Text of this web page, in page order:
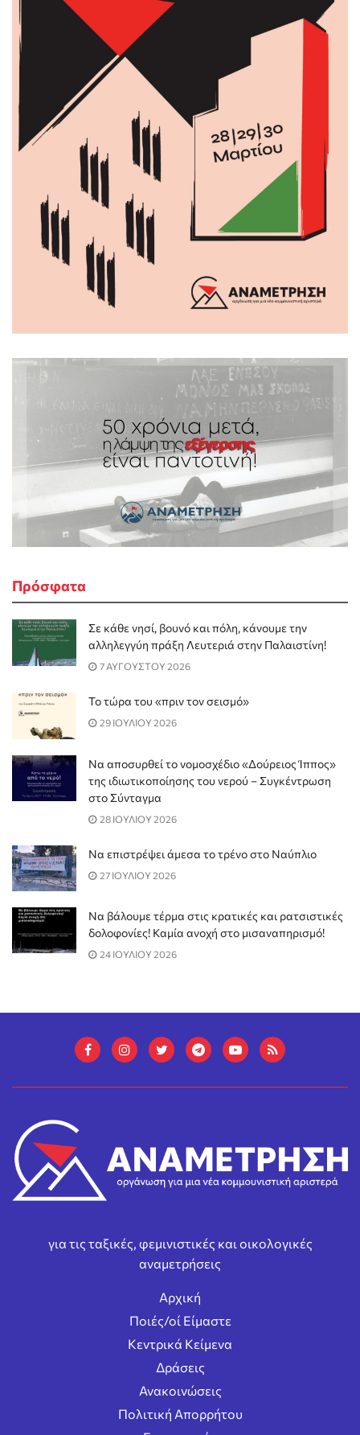
Πρόσφατα
Σε κάθε νησί, βουνό και πόλη, κάνουμε την
αλληλεγγύη πράξη Λευτεριά στην Παλαιστίνη!
7 ΑΥΓΟΥΣΤΟΥ 2026
Το τώρα του «πριν τον σεισμό»
29 ΙΟΥΛΙΟΥ 2026
Να αποσυρθεί το νομοσχέδιο «Δούρειος Ίππος»
της ιδιωτικοποίησης του νερού – Συγκέντρωση
στο Σύνταγμα
28 ΙΟΥΛΙΟΥ 2026
Να επιστρέψει άμεσα το τρένο στο Ναύπλιο
27 ΙΟΥΛΙΟΥ 2026
Να βάλουμε τέρμα στις κρατικές και ρατσιστικές
δολοφονίες! Καμία ανοχή στο μισαναπηρισμό!
24 ΙΟΥΛΙΟΥ 2026
για τις ταξικές, φεμινιστικές και οικολογικές
αναμετρήσεις
Αρχική
Ποιές/οί Είμαστε
Κεντρικά Κείμενα
Δράσεις
Ανακοινώσεις
Πολιτική Απορρήτου